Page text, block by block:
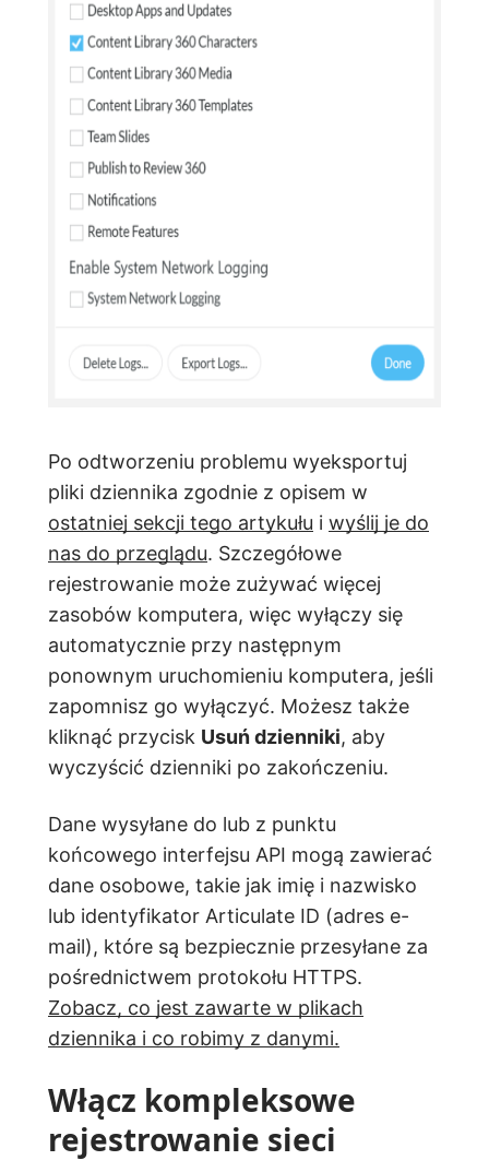
Po odtworzeniu problemu wyeksportuj
pliki dziennika zgodnie z opisem w
ostatniej sekcji tego artykułu i wyślij je do
nas do przeglądu. Szczegółowe
rejestrowanie może zużywać więcej
zasobów komputera, więc wyłączy się
automatycznie przy następnym
ponownym uruchomieniu komputera, jeśli
zapomnisz go wyłączyć. Możesz także
kliknąć przycisk Usuń dzienniki, aby
wyczyścić dzienniki po zakończeniu.
Dane wysyłane do lub z punktu
końcowego interfejsu API mogą zawierać
dane osobowe, takie jak imię i nazwisko
lub identyfikator Articulate ID (adres e-
mail), które są bezpiecznie przesyłane za
pośrednictwem protokołu HTTPS.
Zobacz, co jest zawarte w plikach
dziennika i co robimy z danymi.
Włącz kompleksowe
rejestrowanie sieci